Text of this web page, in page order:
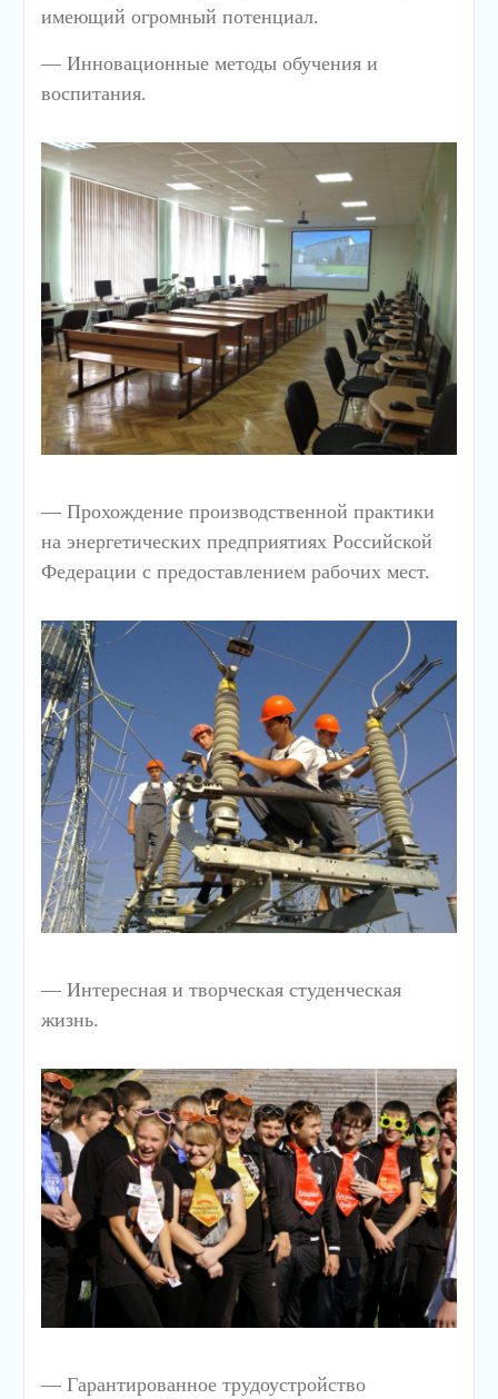
имеющий огромный потенциал.
— Инновационные методы обучения и
воспитания.
— Прохождение производственной практики
на энергетических предприятиях Российской
Федерации с предоставлением рабочих мест.
— Интересная и творческая студенческая
жизнь.
— Гарантированное трудоустройство